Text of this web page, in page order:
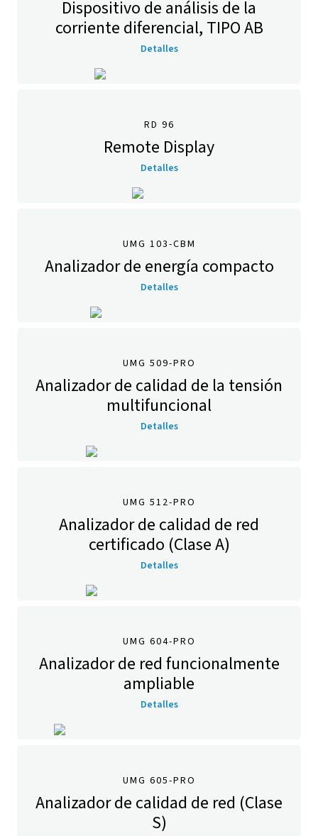
Dispositivo de análisis de la
corriente diferencial, TIPO AB
Detalles
RD 96
Remote Display
Detalles
UMG 103-CBM
Analizador de energía compacto
Detalles
UMG 509-PRO
Analizador de calidad de la tensión
multifuncional
Detalles
UMG 512-PRO
Analizador de calidad de red
certificado (Clase A)
Detalles
UMG 604-PRO
Analizador de red funcionalmente
ampliable
Detalles
UMG 605-PRO
Analizador de calidad de red (Clase
S)